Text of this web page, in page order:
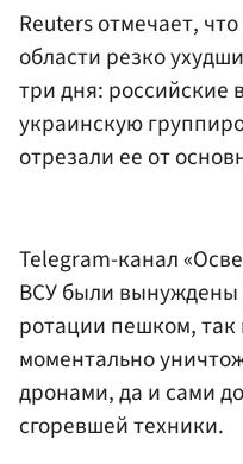
Reuters отмечает,
области резко
три дня: российские
украинскую
отрезали ее от
Telegram-канал
ВСУ были вынуждены
ротации пешком,
моментально
дронами, да и сами
сгоревшей техники.